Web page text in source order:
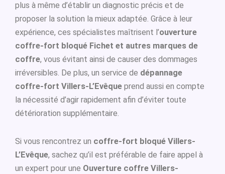
plus à même d’établir un diagnostic précis et de
proposer la solution la mieux adaptée. Grâce à leur
expérience, ces spécialistes maîtrisent l’ouverture
coffre-fort bloqué Fichet et autres marques de
coffre, vous évitant ainsi de causer des dommages
irréversibles. De plus, un service de dépannage
coffre-fort Villers-L’Evêque prend aussi en compte
la nécessité d’agir rapidement afin d’éviter toute
détérioration supplémentaire.
Si vous rencontrez un coffre-fort bloqué Villers-
L’Evêque, sachez qu’il est préférable de faire appel à
un expert pour une Ouverture coffre Villers-